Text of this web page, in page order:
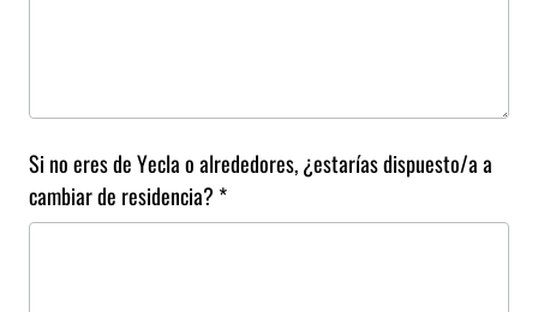
Si no eres de Yecla o alrededores, ¿estarías dispuesto/a a
cambiar de residencia? *